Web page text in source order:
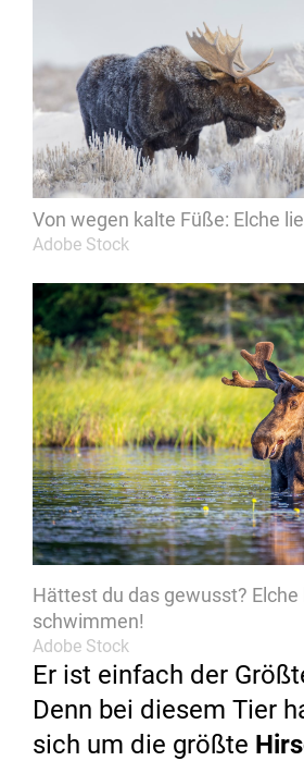
Von wegen kalte Füße: Elche
Adobe Stock
Hättest du das gewusst? Elche
schwimmen!
Adobe Stock
Er ist einfach der
Denn bei diesem Tier
sich um die größte